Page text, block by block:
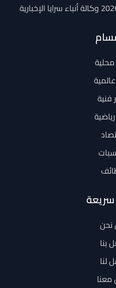
محلية
فنية
سريعة
بنا
لنا
معنا